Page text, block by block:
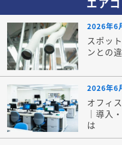
2026年6
スポッ
ンとの
2026年6
オフィ
｜導入
は